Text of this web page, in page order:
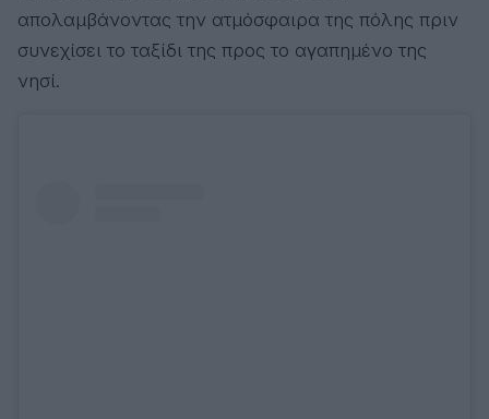
απολαμβάνοντας την ατμόσφαιρα της πόλης πριν
συνεχίσει το ταξίδι της προς το αγαπημένο της
νησί.